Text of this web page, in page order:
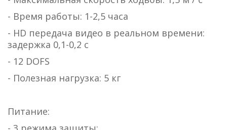
- Время работы: 1-2,5 часа
- HD передача видео в реальном времени:
задержка 0,1-0,2 с
- 12 DOFS
- Полезная нагрузка: 5 кг
Питание: